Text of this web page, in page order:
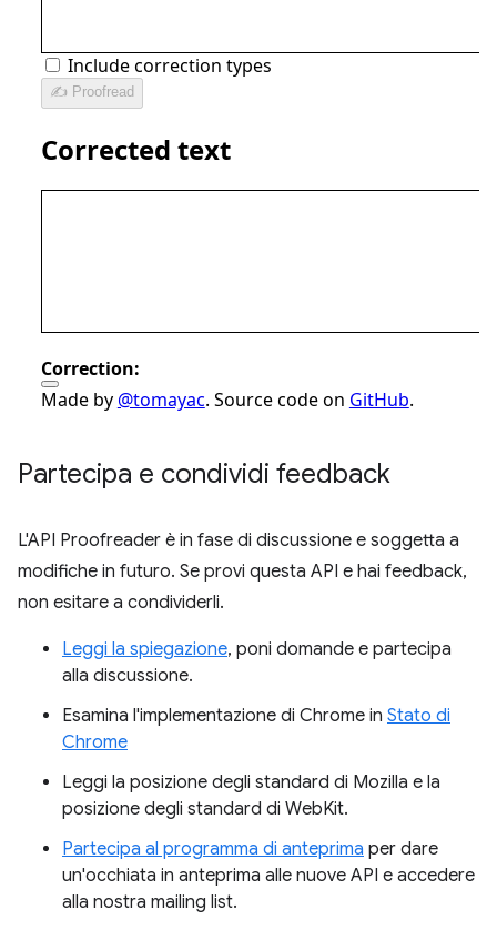
Partecipa e condividi feedback
L'API Proofreader è in fase di discussione e soggetta a
modifiche in futuro. Se provi questa API e hai feedback,
non esitare a condividerli.
Leggi la spiegazione, poni domande e partecipa
alla discussione.
Esamina l'implementazione di Chrome in Stato di
Chrome
Leggi la posizione degli standard di Mozilla e la
posizione degli standard di WebKit.
Partecipa al programma di anteprima per dare
un'occhiata in anteprima alle nuove API e accedere
alla nostra mailing list.